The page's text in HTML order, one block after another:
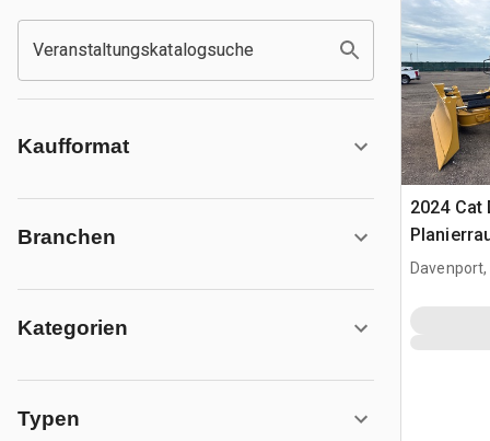
Veranstaltungskatalogsuche
Kaufformat
Branchen
Kategorien
Typen
2024 Cat
Davenport,